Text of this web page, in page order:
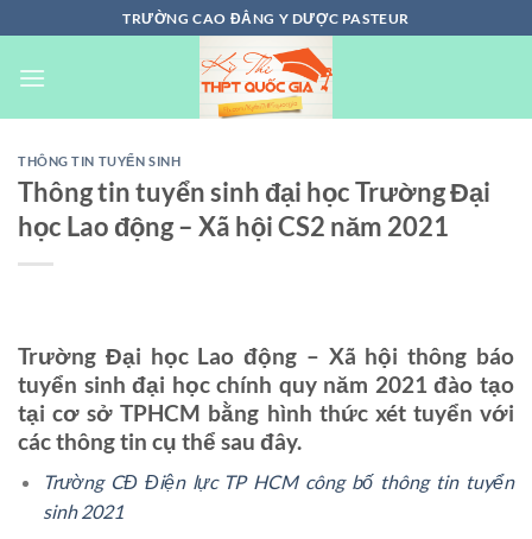
đến
nội
TRƯỜNG CAO ĐẲNG Y DƯỢC PASTEUR
THÔNG TIN TUYỂN SINH
Thông tin tuyển sinh đại học Trường Đại
học Lao động – Xã hội CS2 năm 2021
Trường Đại học Lao động – Xã hội thông báo
tuyển sinh đại học chính quy năm 2021 đào tạo
tại cơ sở TPHCM bằng hình thức xét tuyển với
các thông tin cụ thể sau đây.
Trường CĐ Điện lực TP HCM công bố thông tin tuyển
sinh 2021